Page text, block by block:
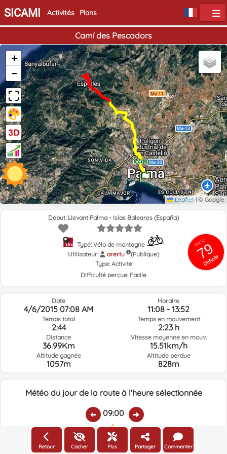
SICAMI Activités Plans
Camí des Pescadors
Début
Fin
+
−
Leaflet |© Google
GRSIC
79
Difficile
Début: Llevant Palma - Islas Baleares (España)
Type: Vélo de montagne
Utilisateur:
arertu
(Publique)
Type: Activité
Difficulté perçue: Facile
Date
4/6/2015 07:08 AM
Temps total
2:44
Distance
36.99Km
Altitude gagnée
1057m
Horaire
11:08 - 13:52
Temps en mouvement
2:23 h
Vitesse moyenne en mouv.
15.51km/h
Altitude perdue
828m
Météo du jour de la route à l'heure sélectionnée
09:00
Température:
11.8ºC
Pluie:
0
Humidité relative:
73%
Vitesse vent:
16km/h
Direction vent:
Retour Cacher Plus Partager Commenter